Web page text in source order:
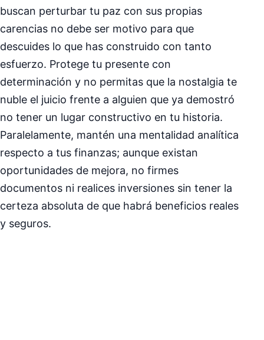
buscan perturbar tu paz con sus propias
carencias no debe ser motivo para que
descuides lo que has construido con tanto
esfuerzo. Protege tu presente con
determinación y no permitas que la nostalgia te
nuble el juicio frente a alguien que ya demostró
no tener un lugar constructivo en tu historia.
Paralelamente, mantén una mentalidad analítica
respecto a tus finanzas; aunque existan
oportunidades de mejora, no firmes
documentos ni realices inversiones sin tener la
certeza absoluta de que habrá beneficios reales
y seguros.